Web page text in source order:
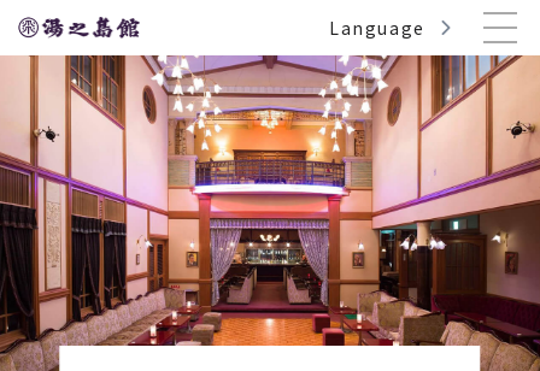
Skip
to
content
Language